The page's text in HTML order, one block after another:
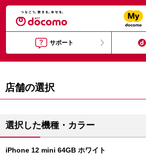
サポート
店舗の選択
選択した機種・カラー
iPhone 12 mini 64GB ホワイト